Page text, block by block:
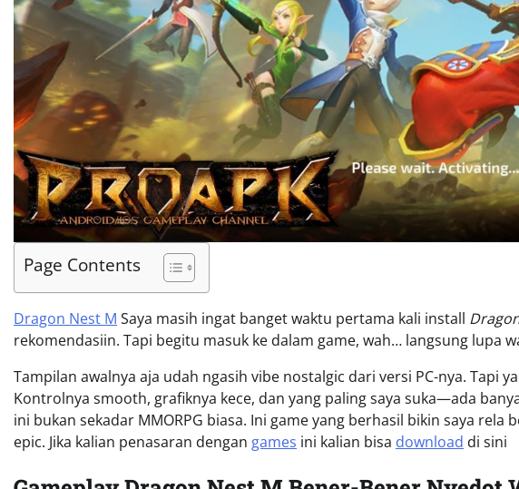
Page Contents
Dragon Nest M Saya masih ingat banget waktu pertama kali install
rekomendasiin. Tapi begitu masuk ke dalam game, wah… langsung lupa
Tampilan awalnya aja udah ngasih vibe nostalgic dari versi PC-nya. Tapi
Kontrolnya smooth, grafiknya kece, dan yang paling saya suka—ada
ini bukan sekadar MMORPG biasa. Ini game yang berhasil bikin saya
epic. Jika kalian penasaran dengan games ini kalian bisa download di sini